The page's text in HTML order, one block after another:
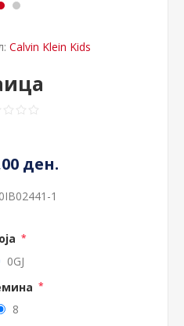
Calvin Klein Kids
ден.
1
*
0GJ
*
8